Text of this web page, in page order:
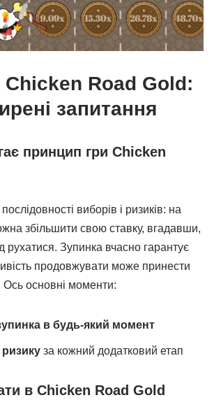
Road Gold:
запитання
принцип гри Chicken
виборів і ризиків: на
збільшити свою ставку, вгадавши,
рухатися. Зупинка вчасно гарантує
продовжувати може принести
Ось основні моменти:
в будь-який момент
за кожний додатковий етап
в Chicken Road Gold